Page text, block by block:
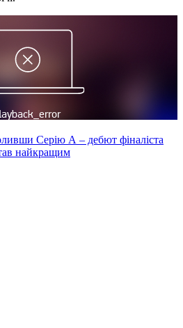
Серію А – дебют фіналіста
найкращим